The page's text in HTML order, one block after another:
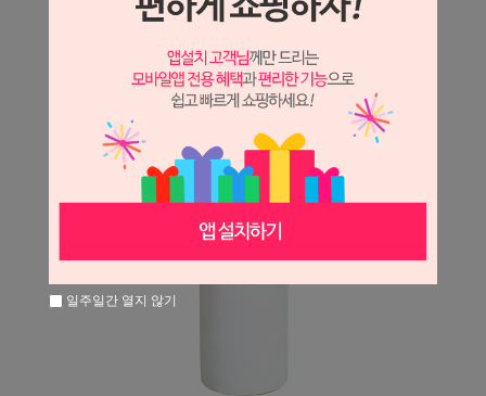
일주일간 열지 않기